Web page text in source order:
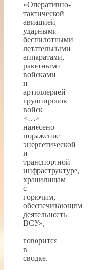
«Оперативно-
тактической
авиацией,
ударными
беспилотными
летательными
аппаратами,
ракетными
войсками
и
артиллерией
группировок
войск
<…>
нанесено
поражение
энергетической
и
транспортной
инфраструктуре,
хранилищам
с
горючим,
обеспечивающим
деятельность
ВСУ»,
—
говорится
в
сводке.